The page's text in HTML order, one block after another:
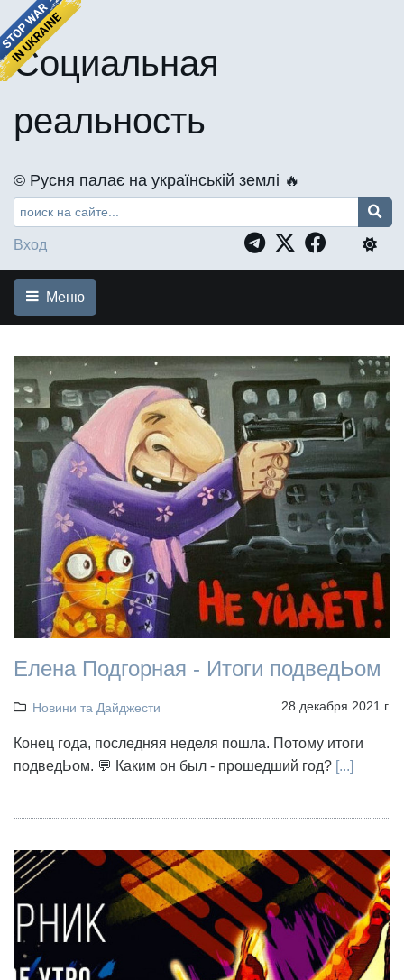
Социальная
реальность
©️ Русня палає на українській землі 🔥
Вход
Меню
Елена Подгорная - Итоги подведЬом
Новини та Дайджести 28 декабря 2021 г.
Конец года, последняя неделя пошла. Потому итоги
подведЬом. 💬 Каким он был - прошедший год? [...]